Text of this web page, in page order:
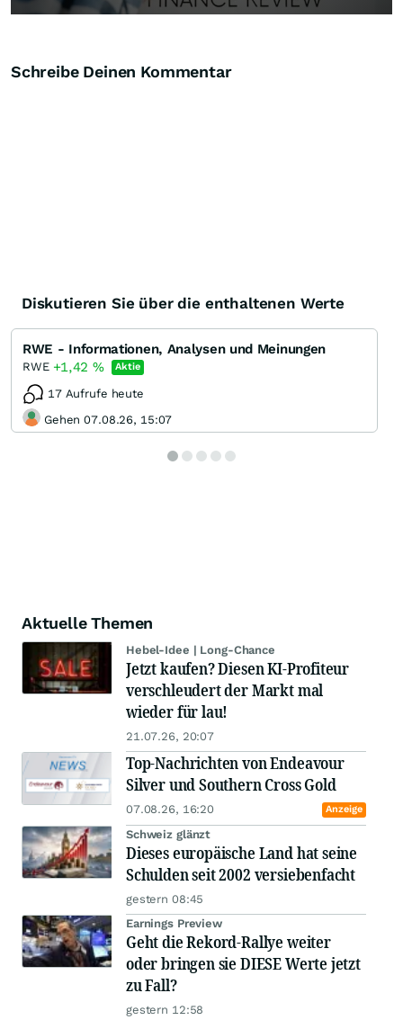
Schreibe Deinen Kommentar
Diskutieren Sie über die enthaltenen Werte
RWE - Informationen, Analysen und Meinungen
RWE +1,42 % Aktie
17 Aufrufe heute
Gehen 07.08.26, 15:07
Aktuelle Themen
Hebel-Idee | Long-Chance
Jetzt kaufen? Diesen KI-Profiteur
verschleudert der Markt mal
wieder für lau!
21.07.26, 20:07
Top-Nachrichten von Endeavour
Silver und Southern Cross Gold
07.08.26, 16:20 Anzeige
Schweiz glänzt
Dieses europäische Land hat seine
Schulden seit 2002 versiebenfacht
gestern 08:45
Earnings Preview
Geht die Rekord-Rallye weiter
oder bringen sie DIESE Werte jetzt
zu Fall?
gestern 12:58